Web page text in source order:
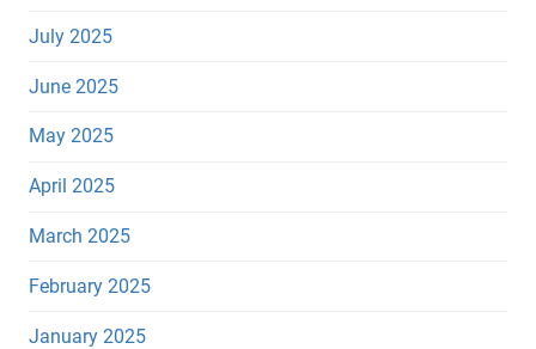
July 2025
June 2025
May 2025
April 2025
March 2025
February 2025
January 2025